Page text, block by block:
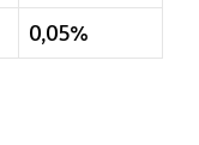
0,05%